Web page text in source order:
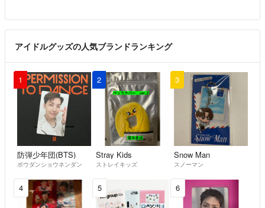
アイドルグッズの人気ブランドランキング
1
防弾少年団(BTS)
ボウダンショウネンダン
2
Stray Kids
ストレイキッズ
3
Snow Man
スノーマン
4 5 6